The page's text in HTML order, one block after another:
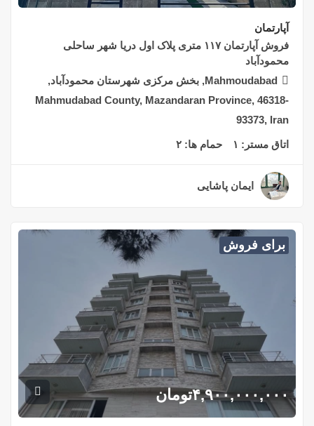
آپارتمان
فروش آپارتمان ۱۱۷ متری پلاک اول دریا شهر ساحلی
محمودآباد
Mahmoudabad, بخش مرکزی شهرستان محمودآباد,
Mahmudabad County, Mazandaran Province, 46318-
93373, Iran
اتاق مستر: ۱ حمام ها: ۲
ایمان پاشایی
برای فروش
۴,۹۰۰,۰۰۰,۰۰۰تومان